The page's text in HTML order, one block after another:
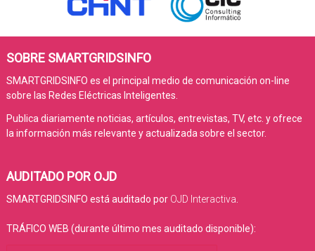
SOBRE SMARTGRIDSINFO
SMARTGRIDSINFO es el principal medio de comunicación on-line
sobre las Redes Eléctricas Inteligentes.
Publica diariamente noticias, artículos, entrevistas, TV, etc. y ofrece
la información más relevante y actualizada sobre el sector.
AUDITADO POR OJD
SMARTGRIDSINFO está auditado por OJD Interactiva
TRÁFICO WEB (durante último mes auditado disponible):